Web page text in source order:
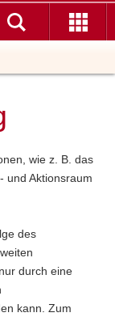
wie z. B. das
und Aktionsraum
des
durch eine
kann. Zum